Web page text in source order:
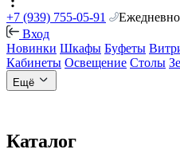
+7 (939) 755-05-91
Вход
Новинки Шкафы Буфеты
Кабинеты Освещение Столы
Ещё
Каталог